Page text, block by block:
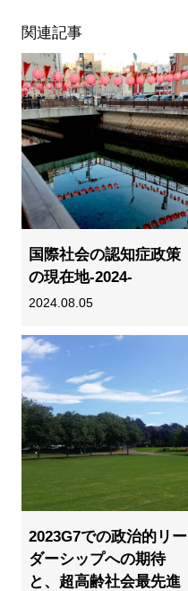
関連記事
国際社会の認知症政策
の現在地-2024-
2024.08.05
2023G7での政治的リー
ダーシップへの期待
と、超高齢社会最先進